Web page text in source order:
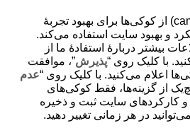
D388-165
Slide Show
You can play back the images on the card
این سایت (cam.start.canon) از کوکی‌ها برای بهبود تجربۀ
و بهبود سایت استفاده می‌کند.
بیشتر دربارۀ استفادۀ ما از
با کلیک روی “پذیرش”، موافقت
اعلام می‌کنید. با کلیک روی “عدم
از گزینه‌ها، فقط کوکی‌های
و کارکردهای سایت ثبت و ذخیره
در هر زمانی تغییر دهید.